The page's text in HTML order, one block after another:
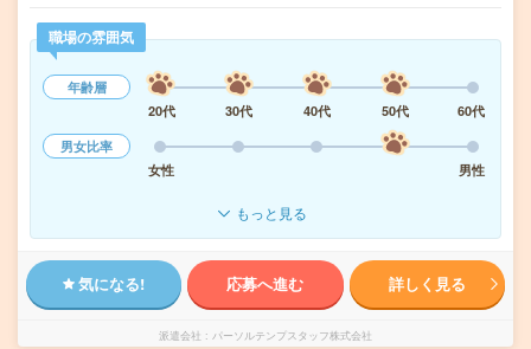
職場の雰囲気
年齢層
20代
30代 40代 50代
60代
男女比率
女性
男性
もっと見る
気になる! 応募へ進む 詳しく見る
派遣会社 パーソルテンプスタッフ株式会社